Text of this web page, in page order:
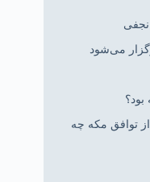
می‌شود
بود؟
توافق مکه چه